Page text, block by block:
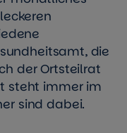
die
der Ortsteilrat
steht immer im
sind dabei.